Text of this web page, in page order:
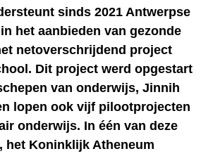
sinds 2021 Antwerpse
het aanbieden van gezonde
netoverschrijdend project
Dit project werd opgestart
van onderwijs, Jinnih
lopen ook vijf pilootprojecten
onderwijs. In één van deze
het Koninklijk Atheneum